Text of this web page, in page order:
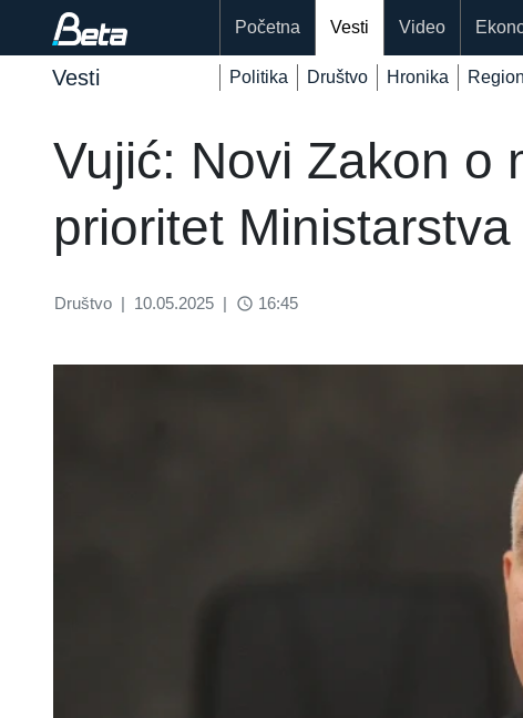
Početna Vesti Video
Vesti Politika Društvo Hronika Region
Vujić: Novi Zakon o
prioritet
Društvo | 10.05.2025 | access_time 16:45